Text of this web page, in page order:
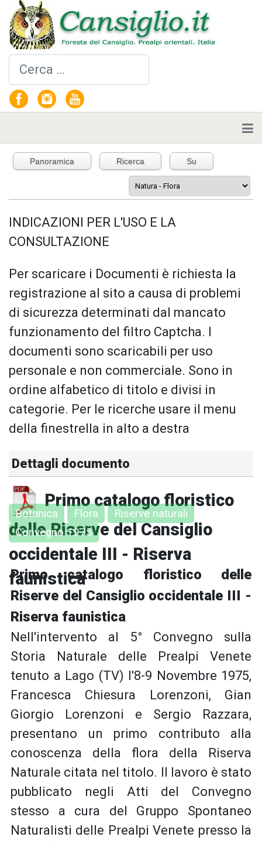
Cerca
Panoramica Ricerca Su
INDICAZIONI PER L'USO E LA
CONSULTAZIONE
Per scaricare i Documenti è richiesta la
registrazione al sito a causa di problemi
di sicurezza determinati dal mancato
funzionamento del filtro Captcha. I
documenti sono scaricabili per uso
personale e non commerciale. Sono in
ordine alfabetico di titolo e divisi in
categorie. Per le ricerche usare il menu
della finestrella in alto a destra
Dettagli documento
Primo catalogo floristico
delle Riserve del Cansiglio
occidentale III - Riserva
faunistica
Botanica Flora
Riserve naturali
Convegno 1975
Primo catalogo floristico delle
Riserve del Cansiglio occidentale III -
Riserva faunistica
Nell'intervento al 5° Convegno sulla
Storia Naturale delle Prealpi Venete
tenuto a Lago (TV) l'8-9 Novembre 1975,
Francesca Chiesura Lorenzoni, Gian
Giorgio Lorenzoni e Sergio Razzara,
presentano un primo contributo alla
conoscenza della flora della Riserva
Naturale citata nel titolo. Il lavoro è stato
pubblicato negli Atti del Convegno
stesso a cura del Gruppo Spontaneo
Naturalisti delle Prealpi Venete presso la